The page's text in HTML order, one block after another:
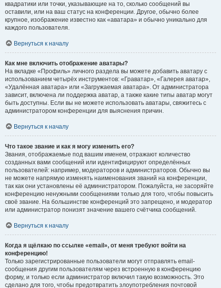
квадратики или точки, указывающие на то, сколько сообщений вы
оставили, или на ваш статус на конференции. Другое, обычно более
крупное, изображение известно как «аватара» и обычно уникально для
каждого пользователя.
Вернуться к началу
Как мне включить отображение аватары?
На вкладке «Профиль» личного раздела вы можете добавить аватару с
использованием четырёх инструментов: «Граватар», «Галерея аватар»,
«Удалённая аватара» или «Загружаемая аватара». От администратора
зависит, включена ли поддержка аватар, а также какие типы аватар могут
быть доступны. Если вы не можете использовать аватары, свяжитесь с
администратором конференции для выяснения причин.
Вернуться к началу
Что такое звание и как я могу изменить его?
Звания, отображаемые под вашим именем, отражают количество
созданных вами сообщений или идентифицируют определённых
пользователей: например, модераторов и администраторов. Обычно вы
не можете напрямую изменять наименования званий на конференции,
так как они установлены её администратором. Пожалуйста, не засоряйте
конференцию ненужными сообщениями только для того, чтобы повысить
своё звание. На большинстве конференций это запрещено, и модератор
или администратор понизят значение вашего счётчика сообщений.
Вернуться к началу
Когда я щёлкаю по ссылке «email», от меня требуют войти на
конференцию!
Только зарегистрированные пользователи могут отправлять email-
сообщения другим пользователям через встроенную в конференцию
форму, и только если администратор включил такую возможность. Это
сделано для того, чтобы предотвратить злоупотребления почтовой